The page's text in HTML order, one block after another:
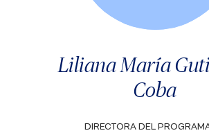
Liliana María
Coba
DIRECTORA DEL